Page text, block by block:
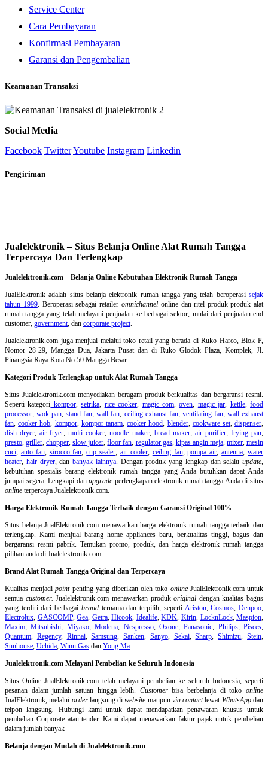
Service Center
Cara Pembayaran
Konfirmasi Pembayaran
Garansi dan Pengembalian
Keamanan Transaksi
Social Media
Facebook TwitterYoutube Instagram Linkedin
Pengiriman
Jualelektronik – Situs Belanja Online Alat Rumah Tangga
Terpercaya Dan Terlengkap
Jualelektronik.com – Belanja Online Kebutuhan Elektronik Rumah Tangga
JualElektronik adalah situs belanja elektronik rumah tanggayang telah beroperasisejak
tahun 1999. Beroperasi sebagai retaileromnichannel online dan ritel produk-produk alat
rumah tangga yang telah melayani penjualan ke berbagai sektor, mulai dari penjualan end
customer, government, dan corporate project.
Jualelektronik.com juga menjual melalui toko retail yang berada di Ruko Harco, Blok P,
Nomor 28-29, Mangga Dua, Jakarta Pusat dan di Ruko Glodok Plaza, Komplek, Jl.
Pinangsia Raya Kota No.50 Mangga Besar.
Kategori Produk Terlengkap untuk Alat Rumah Tangga
Situs Jualelektronik.com menyediakan beragam produk berkualitas dan bergaransi resmi.
Seperti kategori kompor,setrika, rice cooker, magic com,oven, magic jar, kettle,food
processor,wok pan,stand fan,wall fan, ceiling exhaust fan, ventilating fan, wall exhaust
fan,cooker hob, kompor, kompor tanam,cooker hood, blender, cookware set,dispenser,
dish dryer,air fryer,multi cooker,noodle maker, bread maker, air purifier, frying pan,
presto,griller,chopper,slow juicer,floor fan, regulator gas, kipas angin meja, mixer,mesin
cuci, auto fan, sirocco fan,cup sealer,air cooler, ceiling fan,pompa air,antenna,water
heater, hair dryer, dan banyak lainnya. Dengan produk yang lengkap dan selalu update,
kebutuhan spesialis barang elektronik rumah tangga yang Anda butuhkan dapat Anda
jumpai segera. Lengkapi danupgrade perlengkapan elektronik rumah tangga Anda di situs
online terpercaya Jualelektronik.com.
Harga Elektronik Rumah Tangga Terbaik dengan Garansi Original 100%
Situs belanjaJualElektronik.com menawarkan harga elektronik rumah tangga terbaik dan
terlengkap. Kami menjual barang home appliances baru, berkualitas tinggi, bagus dan
bergaransi resmi pabrik. Temukan promo, produk, dan harga elektronik rumah tangga
pilihan anda di Jualelektronik.com.
Brand Alat Rumah Tangga Original dan Terpercaya
Kualitas menjadipointpenting yang diberikan oleh toko onlineJualElektronik.com untuk
semua customer. Jualelektronik.com menawarkan produkoriginal dengan kualitas bagus
yang terdiri dari berbagai brandternama dan terpilih, seperti Ariston,Cosmos,Denpoo,
Electrolux, GASCOMP,Gea, Getra,Hicook, Idealife,KDK, Kirin, LocknLock,Maspion,
Maxim,Mitsubishi, Miyako,Modena, Nespresso, Oxone,Panasonic, Philips, Pisces,
Quantum, Regency, Rinnai,Samsung,Sanken, Sanyo, Sekai,Sharp,Shimizu,Stein,
Sunhouse, Uchida, Winn Gas dan Yong Ma.
Jualelektronik.com Melayani Pembelian ke Seluruh Indonesia
Situs Online JualElektronik.com telah melayani pembelian ke seluruh Indonesia, seperti
pesanan dalam jumlah satuan hingga lebih. Customerbisa berbelanja di tokoonline
JualElektronik, melalui orderlangsung diwebsite maupun via contactlewat WhatsAppdan
telpon langsung. Hubungi kami untuk dapat mendapatkan penawaran khusus untuk
pembelian Corporate atau tender. Kami dapat menawarkan faktur pajak untuk pembelian
dalam jumlah banyak
Belanja dengan Mudah di Jualelektronik.com